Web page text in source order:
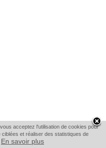
acceptez l'utilisation de cookies pour
et réaliser des statistiques de
En savoir plus